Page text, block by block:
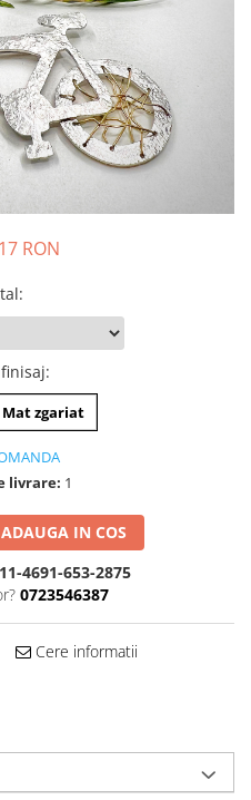
RON
:
:
Mat zgariat
livrare: 1
ADAUGA IN COS
4691-653-2875
0723546387
Cere informatii